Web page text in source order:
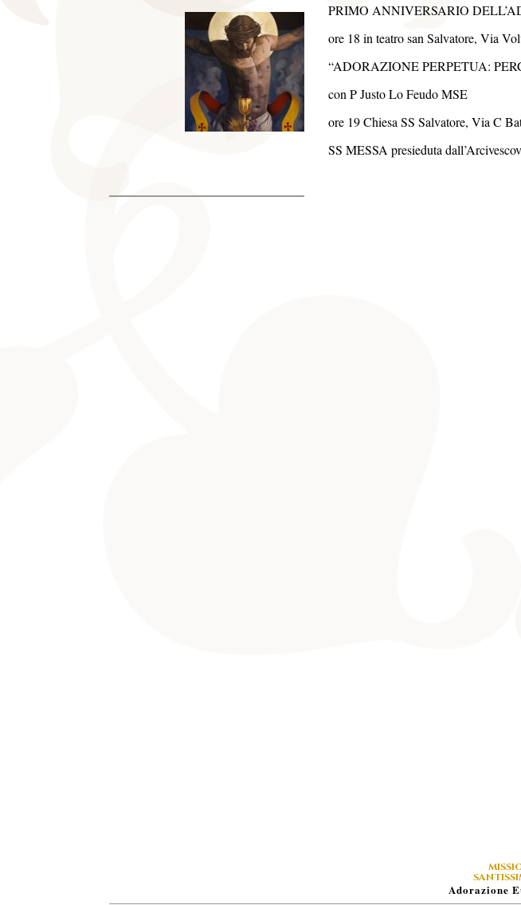
PRIMO ANNIVERSARIO
ore 18 in teatro san Salvatore, Via
“ADORAZIONE PERPETUA:
con P Justo Lo Feudo MSE
ore 19 Chiesa SS Salvatore, Via C
SS MESSA presieduta
ADorazione E